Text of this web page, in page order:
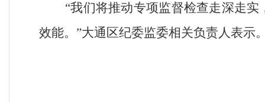
“我们将推动专项监督检查走深走
效能。”大通区纪委监委相关负责人表示